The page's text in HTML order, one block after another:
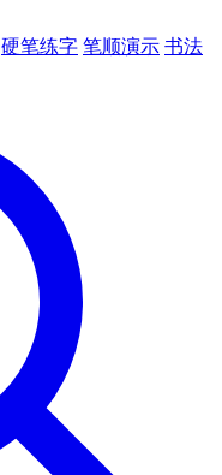
硬笔练字 笔顺演示 书法